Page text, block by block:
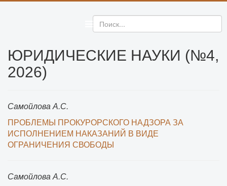
ЮРИДИЧЕСКИЕ НАУКИ (№4,
2026)
Самойлова А.С.
ПРОБЛЕМЫ ПРОКУРОРСКОГО НАДЗОРА ЗА
ИСПОЛНЕНИЕМ НАКАЗАНИЙ В ВИДЕ
ОГРАНИЧЕНИЯ СВОБОДЫ
Самойлова А.С.